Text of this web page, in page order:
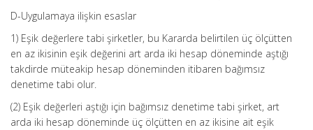
D-Uygulamaya ilişkin esaslar
1) Eşik değerlere tabi şirketler, bu Kararda belirtilen üç ölçütten
en az ikisinin eşik değerini art arda iki hesap döneminde aştığı
takdirde müteakip hesap döneminden itibaren bağımsız
denetime tabi olur.
(2) Eşik değerleri aştığı için bağımsız denetime tabi şirket, art
arda iki hesap döneminde üç ölçütten en az ikisine ait eşik